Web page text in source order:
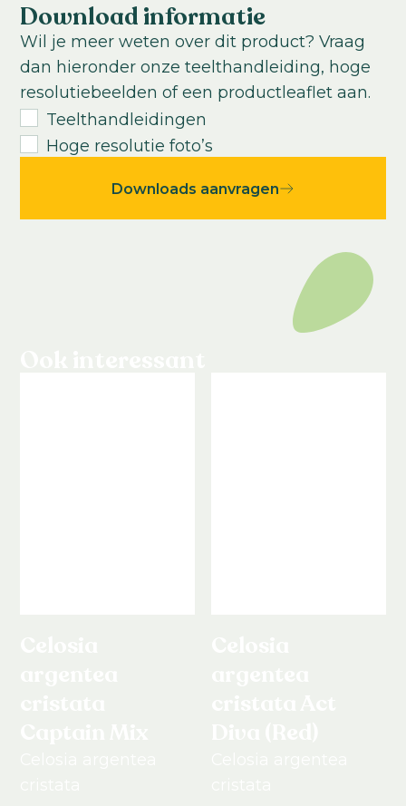
Teelttemperatuur:
Warm
Teeltduur tot jonge plant:
3-4weken
Teeltduur van jonge plant tot eindproduct:
9-13weken
Download informatie
Wil je meer weten over dit product? Vraag
dan hieronder onze teelthandleiding, hoge
resolutiebeelden of een productleaflet aan.
Teelthandleidingen
Hoge resolutie foto’s
Downloads aanvragen